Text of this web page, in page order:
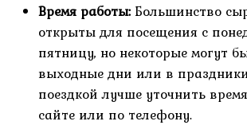
Время работы:Большинство
открыты для посещения с
пятницу, но некоторые могут
выходные дни или в
поездкой лучше уточнить
сайте или по телефону.